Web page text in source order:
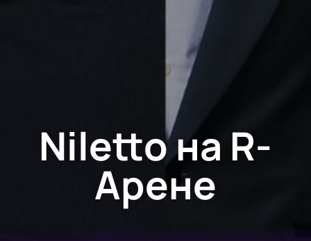
Niletto на R-
Арене